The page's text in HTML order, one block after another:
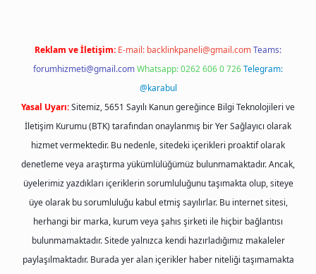
Reklam ve İletişim: E-mail: backlinkpaneli@gmail.comTeams:
forumhizmeti@gmail.comWhatsapp: 0262 606 0 726Telegram:
@karabul
Yasal Uyarı:Sitemiz, 5651 Sayılı Kanun gereğince Bilgi Teknolojileri ve
İletişim Kurumu (BTK) tarafından onaylanmış bir Yer Sağlayıcı olarak
hizmet vermektedir. Bu nedenle, sitedeki içerikleri proaktif olarak
denetleme veya araştırma yükümlülüğümüz bulunmamaktadır. Ancak,
üyelerimiz yazdıkları içeriklerin sorumluluğunu taşımakta olup, siteye
üye olarak bu sorumluluğu kabul etmiş sayılırlar. Bu internet sitesi,
herhangi bir marka, kurum veya şahıs şirketi ile hiçbir bağlantısı
bulunmamaktadır. Sitede yalnızca kendi hazırladığımız makaleler
paylaşılmaktadır. Burada yer alan içerikler haber niteliği taşımamakta